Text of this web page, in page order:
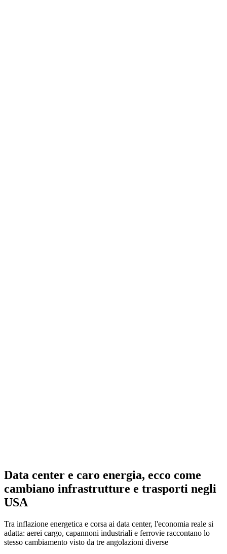
Data center e caro energia, ecco come
cambiano infrastrutture e trasporti negli
USA
Tra inflazione energetica e corsa ai data center, l'economia reale si
adatta: aerei cargo, capannoni industriali e ferrovie raccontano lo
stesso cambiamento visto da tre angolazioni diverse